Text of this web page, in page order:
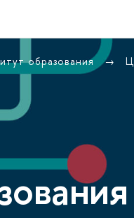
образования